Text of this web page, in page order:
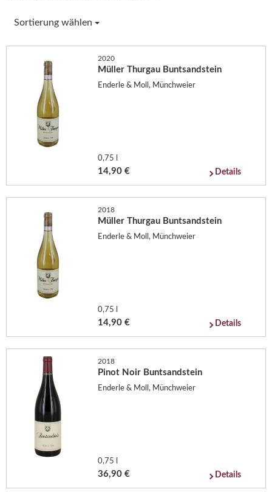
Sortierung wählen
2020
Müller Thurgau Buntsandstein
Enderle & Moll, Münchweier
0,75 l
14,90 € Details
2018
Müller Thurgau Buntsandstein
Enderle & Moll, Münchweier
0,75 l
14,90 € Details
2018
Pinot Noir Buntsandstein
Enderle & Moll, Münchweier
0,75 l
36,90 € Details